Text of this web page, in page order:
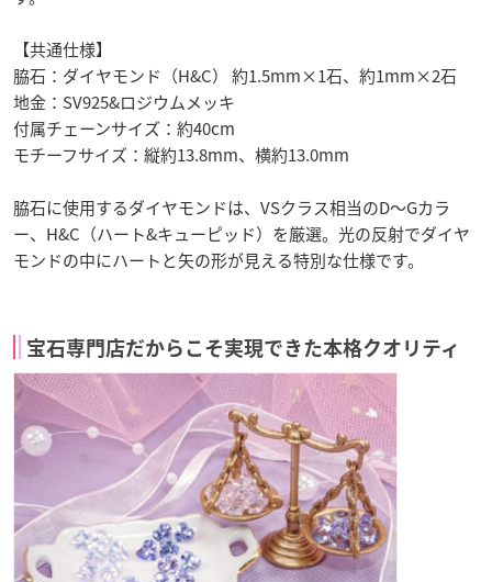
【共通仕様】
脇石：ダイヤモンド（H&C） 約1.5mm×1石、約1mm×2石
地金：SV925&ロジウムメッキ
付属チェーンサイズ：約40cm
モチーフサイズ：縦約13.8mm、横約13.0mm
脇石に使用するダイヤモンドは、VSクラス相当のD〜Gカラ
ー、H&C（ハート&キューピッド）を厳選。光の反射でダイヤ
モンドの中にハートと矢の形が見える特別な仕様です。
宝石専門店だからこそ実現できた本格クオリティ